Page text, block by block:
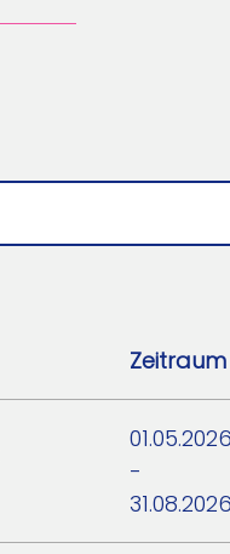
Zeitraum
01.05.2026
-
31.08.2026